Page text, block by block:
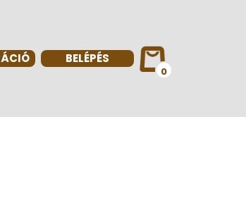
BELÉPÉS
0